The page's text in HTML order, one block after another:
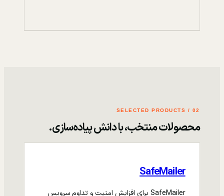
02 / SELECTED PRODUCTS
محصولات منتخب، با دانش پیاده‌سازی.
SafeMailer
SafeMailer برای افزایش امنیت و تداوم سرویس